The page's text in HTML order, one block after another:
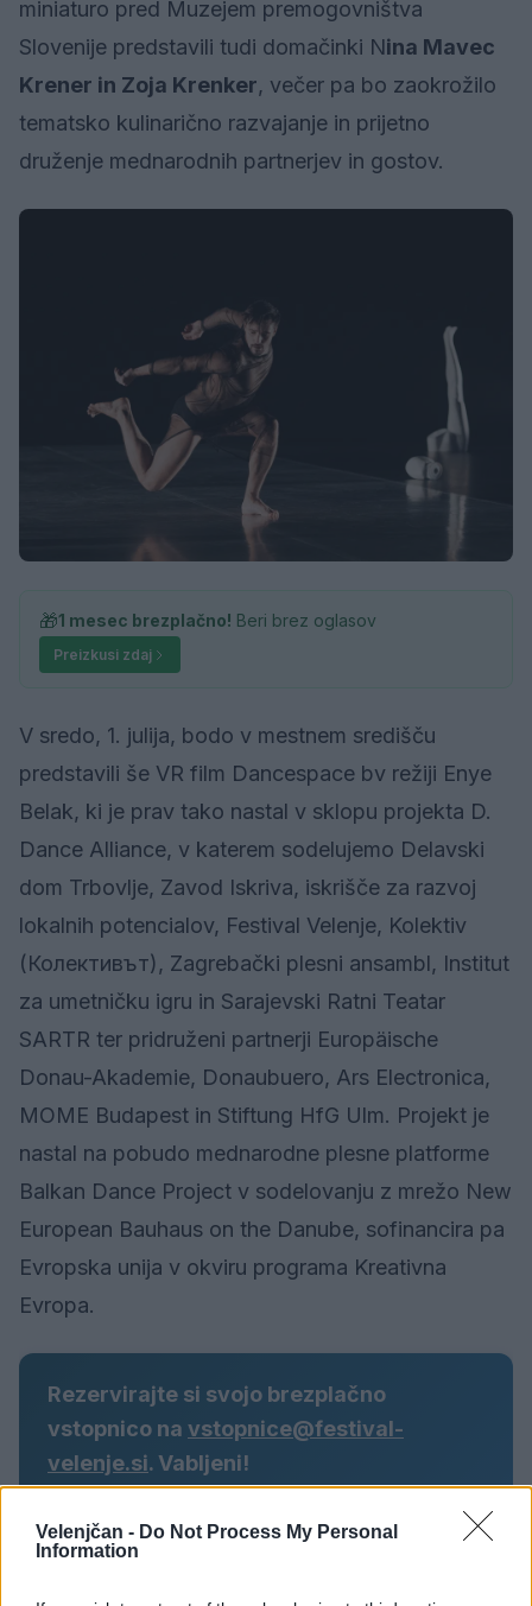
Velenjčan - Do Not Process My Personal
Information
miniaturo pred Muzejem premogovništva
Slovenije predstavili tudi domačinki Nina Mavec
Krener in Zoja Krenker, večer pa bo zaokrožilo
tematsko kulinarično razvajanje in prijetno
druženje mednarodnih partnerjev in gostov.
🎁1 mesec brezplačno! Beri brez oglasov
Preizkusi zdaj
V sredo, 1. julija, bodo v mestnem središču
predstavili še VR film Dancespace bv režiji Enye
Belak, ki je prav tako nastal v sklopu projekta D.
Dance Alliance, v katerem sodelujemo Delavski
dom Trbovlje, Zavod Iskriva, iskrišče za razvoj
lokalnih potencialov, Festival Velenje, Kolektiv
(Колективът), Zagrebački plesni ansambl, Institut
za umetničku igru in Sarajevski Ratni Teatar
SARTR ter pridruženi partnerji Europäische
Donau-Akademie, Donaubuero, Ars Electronica,
MOME Budapest in Stiftung HfG Ulm. Projekt je
nastal na pobudo mednarodne plesne platforme
Balkan Dance Project v sodelovanju z mrežo New
European Bauhaus on the Danube, sofinancira pa
Evropska unija v okviru programa Kreativna
Evropa.
Rezervirajte si svojo brezplačno
vstopnico na vstopnice@festival-
velenje.si. Vabljeni!